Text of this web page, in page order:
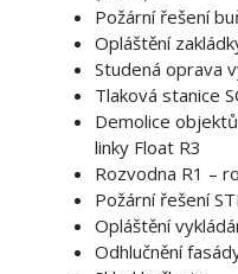
Požární řešení
Opláštění
Studená oprava
Tlaková stanice
Demolice
linky Float R3
Rozvodna R1 –
Požární řešení
Opláštění
Odhlučnění